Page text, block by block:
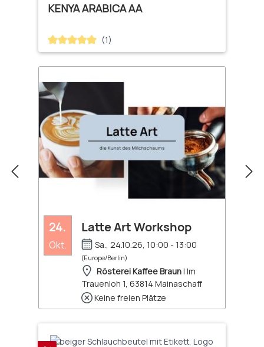
KENYA ARABICA AA
Durchschnittliche Bewertung von 5 von 5 Sternen
(1)
24.
Okt.
Latte Art Workshop
Sa., 24.10.26, 10:00 - 13:00
(Europe/Berlin)
Rösterei Kaffee Braun| Im
Trauenloh 1, 63814 Mainaschaff
Keine freien Plätze